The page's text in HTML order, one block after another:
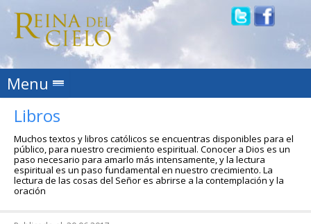
Menu Skip to content
Libros
Muchos textos y libros católicos se encuentras disponibles para el
público, para nuestro crecimiento espiritual. Conocer a Dios es un
paso necesario para amarlo más intensamente, y la lectura
espiritual es un paso fundamental en nuestro crecimiento. La
lectura de las cosas del Señor es abrirse a la contemplación y la
oración